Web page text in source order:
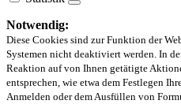
Notwendig:
Diese Cookies sind zur Funktion der
Systemen nicht deaktiviert werden. In
Reaktion auf von Ihnen getätigte
entsprechen, wie etwa dem Festlegen
Anmelden oder dem Ausfüllen von